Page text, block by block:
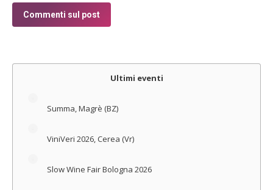
Commenti sul post
Ultimi eventi
Summa, Magrè (BZ)
ViniVeri 2026, Cerea (Vr)
Slow Wine Fair Bologna 2026